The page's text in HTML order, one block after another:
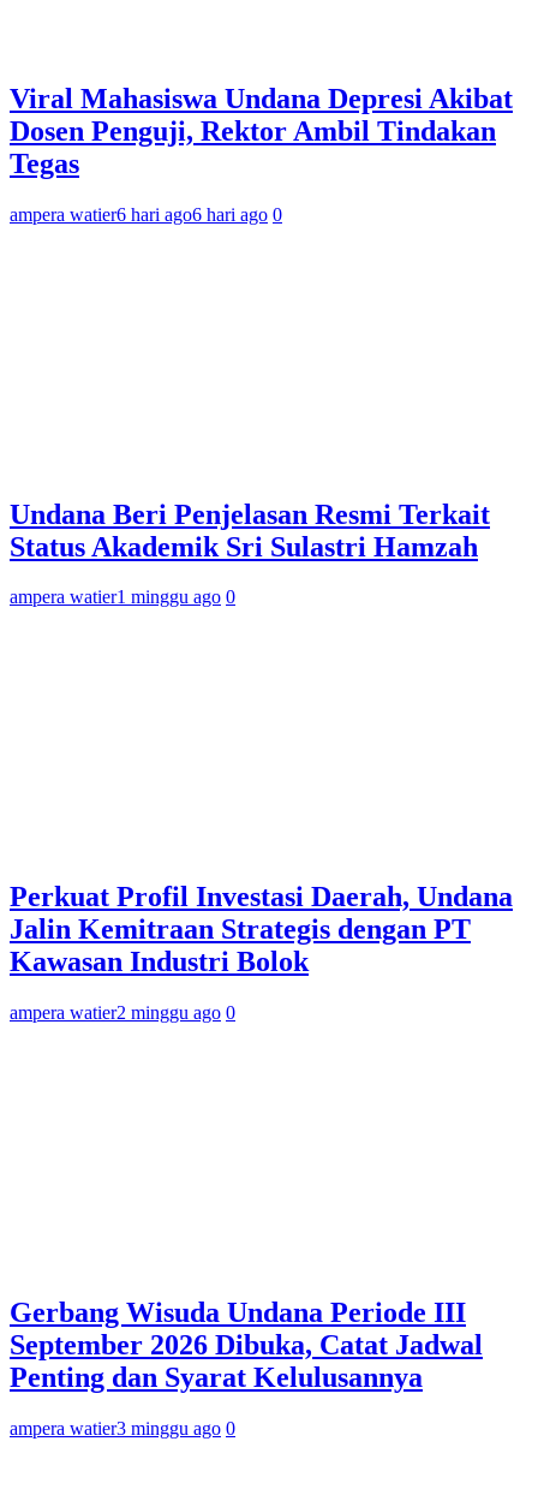
Viral Mahasiswa Undana Depresi Akibat
Dosen Penguji, Rektor Ambil Tindakan
Tegas
ampera watier6 hari ago6 hari ago 0
Undana Beri Penjelasan Resmi Terkait
Status Akademik Sri Sulastri Hamzah
ampera watier1 minggu ago 0
Perkuat Profil Investasi Daerah, Undana
Jalin Kemitraan Strategis dengan PT
Kawasan Industri Bolok
ampera watier2 minggu ago 0
Gerbang Wisuda Undana Periode III
September 2026 Dibuka, Catat Jadwal
Penting dan Syarat Kelulusannya
ampera watier3 minggu ago 0